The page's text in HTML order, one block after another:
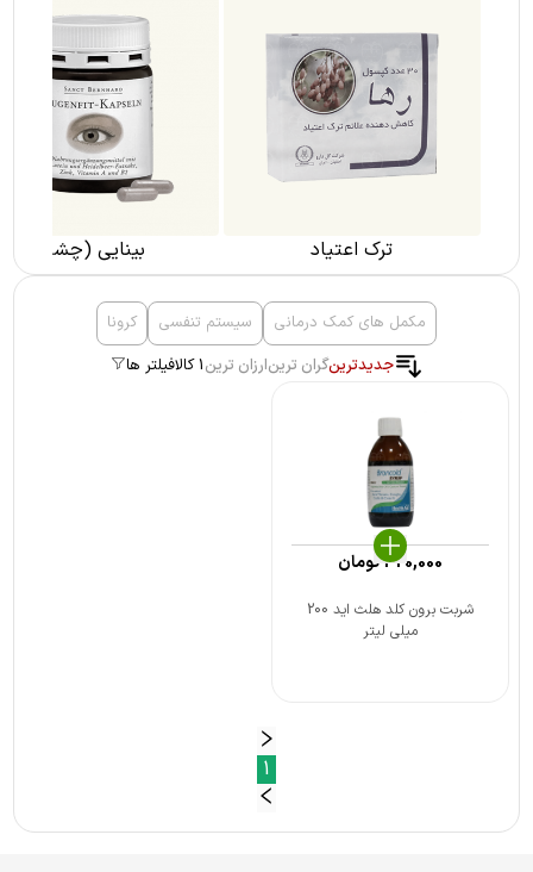
ترک اعتیاد بینایی (چشم)
مکمل های کمک درمانی سیستم تنفسی
کرونا
جدیدترینگران ترینارزان ترین1 کالا فیلتر ها
شربت برون کلد هلث اید 200
میلی لیتر
320,000تومان
1